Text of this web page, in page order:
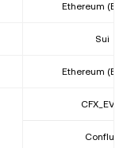
Ethereum
Sui
Ethereum
CFX_EVM
Conflux